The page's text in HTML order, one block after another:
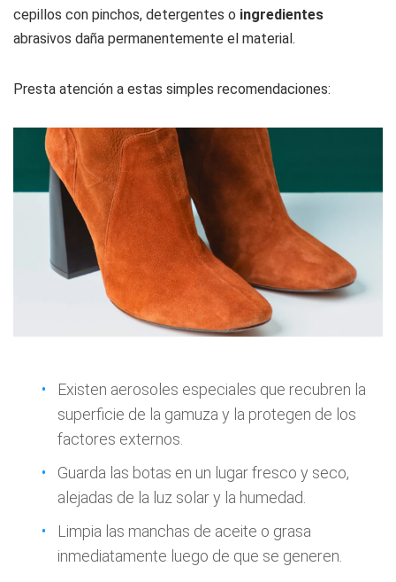
cepillos con pinchos, detergentes o ingredientes
abrasivos daña permanentemente el material.
Presta atención a estas simples recomendaciones:
Existen aerosoles especiales que recubren la
superficie de la gamuza y la protegen de los
factores externos.
Guarda las botas en un lugar fresco y seco,
alejadas de la luz solar y la humedad.
Limpia las manchas de aceite o grasa
inmediatamente luego de que se generen.